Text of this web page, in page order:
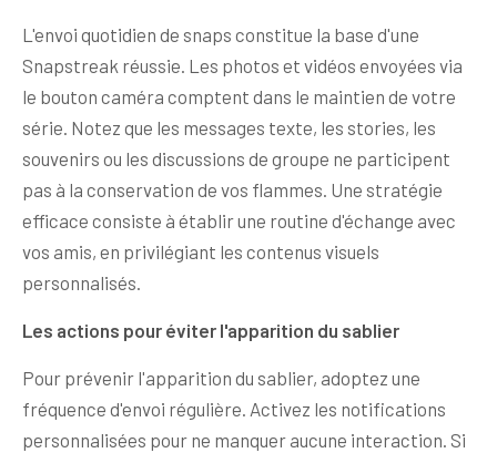
L'envoi quotidien de snaps constitue la base d'une
Snapstreak réussie. Les photos et vidéos envoyées via
le bouton caméra comptent dans le maintien de votre
série. Notez que les messages texte, les stories, les
souvenirs ou les discussions de groupe ne participent
pas à la conservation de vos flammes. Une stratégie
efficace consiste à établir une routine d'échange avec
vos amis, en privilégiant les contenus visuels
personnalisés.
Les actions pour éviter l'apparition du sablier
Pour prévenir l'apparition du sablier, adoptez une
fréquence d'envoi régulière. Activez les notifications
personnalisées pour ne manquer aucune interaction. Si